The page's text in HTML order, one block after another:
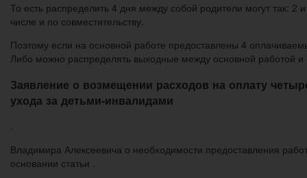
То есть распределить 4 дня между собой родители могут так: 2
числе и по совместительству.
Поэтому если на основной работе предоставлены 4
Либо можно распределять выходные между основной работой
Заявление о возмещении расходов на оплату
ухода за детьми-инвалидами
Владимира Алексеевича о необходимости предоставления
основании статьи .